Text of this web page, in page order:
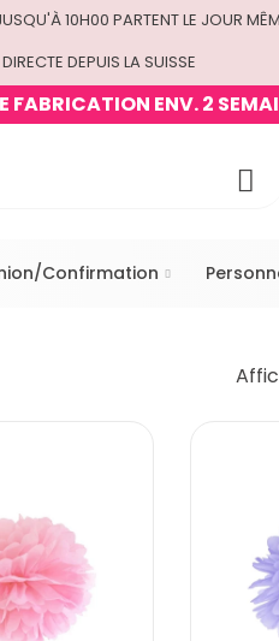
10H00 PARTENT LE JOUR
DEPUIS LA SUISSE
FABRICATION ENV. 2
Confirmation